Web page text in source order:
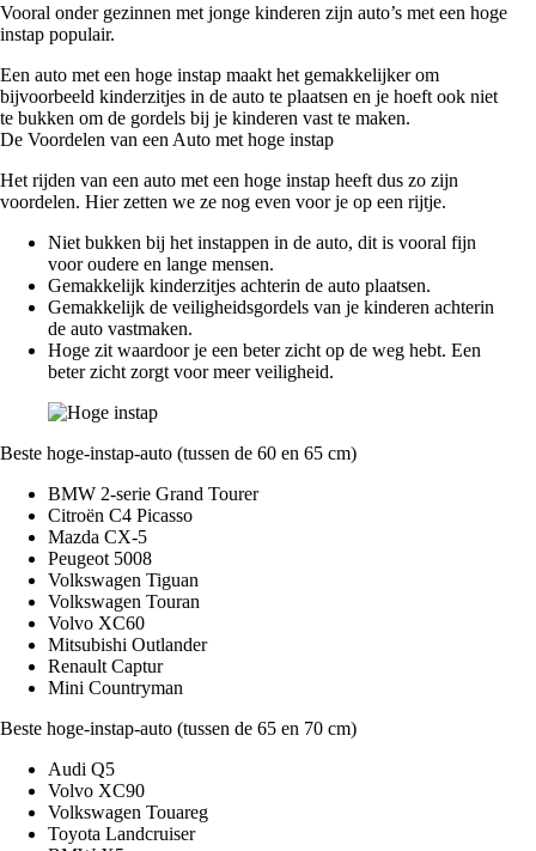
Vooral onder gezinnen met jonge kinderen zijn auto’s met een hoge
instap populair.
Een auto met een hoge instap maakt het gemakkelijker om
bijvoorbeeld kinderzitjes in de auto te plaatsen en je hoeft ook niet
te bukken om de gordels bij je kinderen vast te maken.
De Voordelen van een Auto met hoge instap
Het rijden van een auto met een hoge instap heeft dus zo zijn
voordelen. Hier zetten we ze nog even voor je op een rijtje.
Niet bukken bij het instappen in de auto, dit is vooral fijn
voor oudere en lange mensen.
Gemakkelijk kinderzitjes achterin de auto plaatsen.
Gemakkelijk de veiligheidsgordels van je kinderen achterin
de auto vastmaken.
Hoge zit waardoor je een beter zicht op de weg hebt. Een
beter zicht zorgt voor meer veiligheid.
Beste hoge-instap-auto (tussen de 60 en 65 cm)
BMW 2-serie Grand Tourer
Citroën C4 Picasso
Mazda CX-5
Peugeot 5008
Volkswagen Tiguan
Volkswagen Touran
Volvo XC60
Mitsubishi Outlander
Renault Captur
Mini Countryman
Beste hoge-instap-auto (tussen de 65 en 70 cm)
Audi Q5
Volvo XC90
Volkswagen Touareg
Toyota Landcruiser